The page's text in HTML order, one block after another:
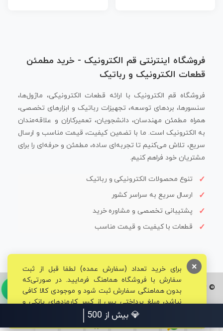
فروشگاه اینترنتی قم الکترونیک - خرید مطمئن
قطعات الکترونیک و رباتیک
فروشگاه قم الکترونیک با ارائه قطعات الکترونیکی، ماژول‌ها،
سنسورها، بردهای توسعه، تجهیزات رباتیک و ابزارهای تخصصی،
همراه مطمئن مهندسان، دانشجویان، تعمیرکاران و علاقه‌مندان
به الکترونیک است. ما با تضمین کیفیت، قیمت مناسب و ارسال
سریع، تلاش می‌کنیم تا تجربه‌ای ساده، مطمئن و حرفه‌ای را برای
مشتریان خود فراهم کنیم.
تنوع محصولات الکترونیکی و رباتیک
ارسال سریع به سراسر کشور
پشتیبانی تخصصی و مشاوره خرید
قطعات با کیفیت و قیمت مناسب
© تمامی حقوق برای فروشگاه تخصصی قم الکترونیک محفوظ می‌باشد.
برای خرید تعداد (سفارش عمده) لطفا قبل از ثبت
سفارش با فروشگاه هماهنگ فرمایید. در صورتی‌که
بدون هماهنگی سفارش ثبت شود و موجودی کالا کافی
نباشد، مبلغ پرداختی پس از کسر کارمزدهای بانکی و
مالیاتی به حساب شما بازگشت داده خواهد شد.
×